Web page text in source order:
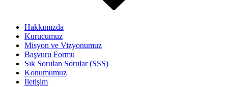
Hakkımızda
Kurucumuz
Misyon ve Vizyonumuz
Başvuru Formu
Sık Sorulan Sorular (SSS)
Konumumuz
İletişim